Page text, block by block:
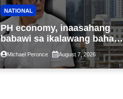
NATIONAL
PH economy, inaasahang
babawi sa ikalawang bahagi
ng taon kasunod ng 2.3%
GDP dulot ng Middle East
war, pagkaantala ng public
Michael Peronce August 7, 2026